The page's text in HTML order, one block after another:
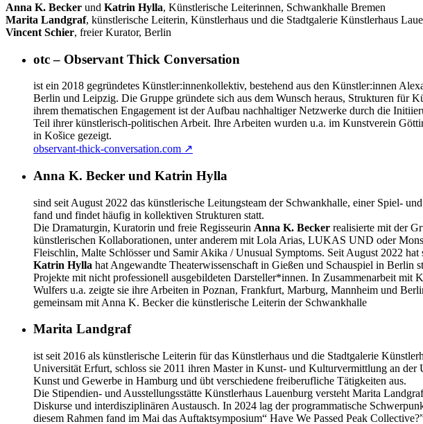
Anna K. Becker und Katrin Hylla, Künstlerische Leiterinnen, Schwankhalle Bremen
Marita Landgraf, künstlerische Leiterin, Künstlerhaus und die Stadtgalerie Künstlerhaus
Vincent Schier, freier Kurator, Berlin
otc – Observant Thick Conversation
ist ein 2018 gegründetes Künstler:innenkollektiv, bestehend aus den Künstler:innen
Berlin und Leipzig. Die Gruppe gründete sich aus dem Wunsch heraus, Strukturen für
ihrem thematischen Engagement ist der Aufbau nachhaltiger Netzwerke durch die
Teil ihrer künstlerisch-politischen Arbeit. Ihre Arbeiten wurden u.a. im Kunstverein
in Košice gezeigt.
observant-thick-conversation.com ↗
Anna K. Becker und Katrin Hylla
sind seit August 2022 das künstlerische Leitungsteam der Schwankhalle, einer Spiel-
fand und findet häufig in kollektiven Strukturen statt.
Die Dramaturgin, Kuratorin und freie Regisseurin Anna K. Becker realisierte mit der
künstlerischen Kollaborationen, unter anderem mit Lola Arias, LUKAS UND oder
Fleischlin, Malte Schlösser und Samir Akika / Unusual Symptoms. Seit August 2022
Katrin Hylla hat Angewandte Theaterwissenschaft in Gießen und Schauspiel in
Projekte mit nicht professionell ausgebildeten Darsteller*innen. In Zusammenarbeit
Wulfers u.a. zeigte sie ihre Arbeiten in Poznan, Frankfurt, Marburg, Mannheim und
gemeinsam mit Anna K. Becker die künstlerische Leiterin der Schwankhalle
Marita Landgraf
ist seit 2016 als künstlerische Leiterin für das Künstlerhaus und die Stadtgalerie
Universität Erfurt, schloss sie 2011 ihren Master in Kunst- und Kulturvermittlung an
Kunst und Gewerbe in Hamburg und übt verschiedene freiberufliche Tätigkeiten aus.
Die Stipendien- und Ausstellungsstätte Künstlerhaus Lauenburg versteht Marita
Diskurse und interdisziplinären Austausch. In 2024 lag der programmatische
diesem Rahmen fand im Mai das Auftaktsymposium“ Have We Passed Peak